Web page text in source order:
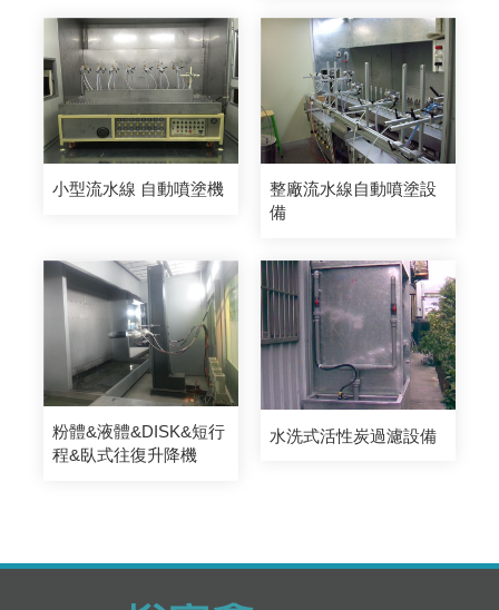
小型流水線 自動噴塗機
整廠流水線自動噴塗設
備
粉體&液體&DISK&短行
程&臥式往復升降機
水洗式活性炭過濾設備